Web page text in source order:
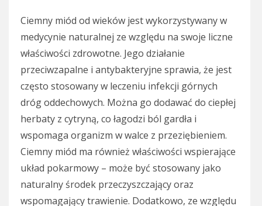
Ciemny miód od wieków jest wykorzystywany w
medycynie naturalnej ze względu na swoje liczne
właściwości zdrowotne. Jego działanie
przeciwzapalne i antybakteryjne sprawia, że jest
często stosowany w leczeniu infekcji górnych
dróg oddechowych. Można go dodawać do ciepłej
herbaty z cytryną, co łagodzi ból gardła i
wspomaga organizm w walce z przeziębieniem.
Ciemny miód ma również właściwości wspierające
układ pokarmowy – może być stosowany jako
naturalny środek przeczyszczający oraz
wspomagający trawienie. Dodatkowo, ze względu